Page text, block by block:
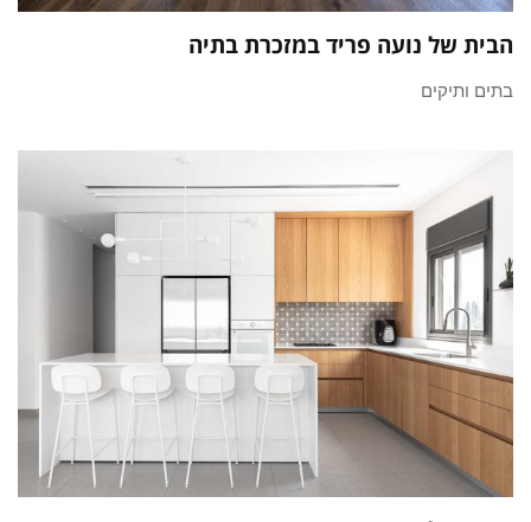
הבית של נועה פריד במזכרת בתיה
בתים ותיקים